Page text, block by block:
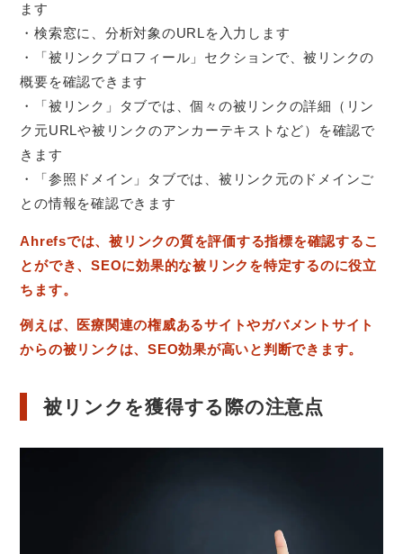
ます
・検索窓に、分析対象のURLを入力します
・「被リンクプロフィール」セクションで、被リンクの
概要を確認できます
・「被リンク」タブでは、個々の被リンクの詳細（リン
ク元URLや被リンクのアンカーテキストなど）を確認で
きます
・「参照ドメイン」タブでは、被リンク元のドメインご
との情報を確認できます
Ahrefsでは、被リンクの質を評価する指標を確認するこ
とができ、SEOに効果的な被リンクを特定するのに役立
ちます。
例えば、医療関連の権威あるサイトやガバメントサイト
からの被リンクは、SEO効果が高いと判断できます。
被リンクを獲得する際の注意点